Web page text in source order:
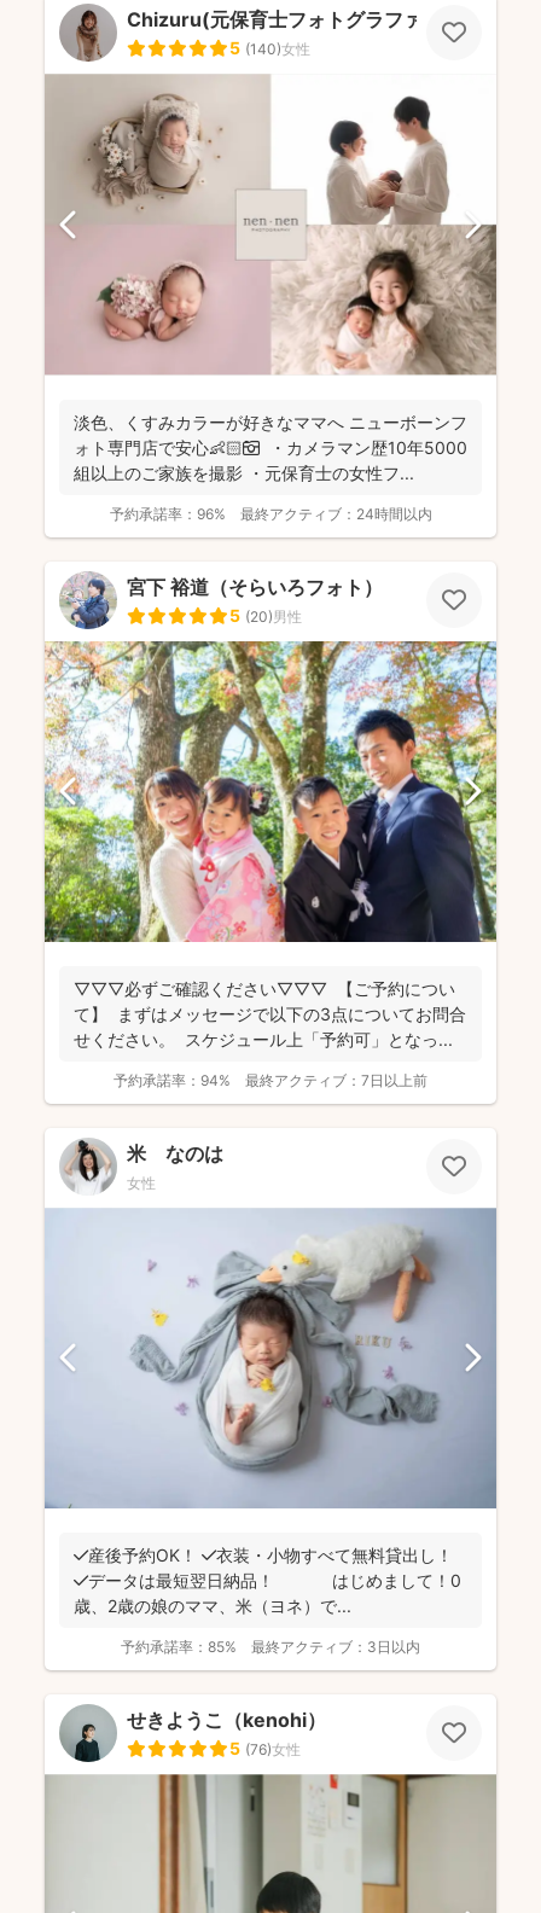
Chizuru(元保育士フォトグラファー)
5 (140)女性
淡色、くすみカラーが好きなママへ ニューボーンフ
ォト専門店で安心👶🏻📷 ・カメラマン歴10年5000
組以上のご家族を撮影 ・元保育士の女性フ...
予約承諾率： 96% 最終アクティブ： 24時間以内
宮下 裕道（そらいろフォト）
5 (20)男性
▽▽▽必ずご確認ください▽▽▽ 【ご予約につい
て】 まずはメッセージで以下の3点についてお問合
せください。 スケジュール上「予約可」となっ...
予約承諾率： 94% 最終アクティブ： 7日以上前
米 なのは
女性
✔️産後予約OK！ ✔️衣装・小物すべて無料貸出し！
✔️データは最短翌日納品！ はじめまして！0
歳、2歳の娘のママ、米（ヨネ）で...
予約承諾率： 85% 最終アクティブ： 3日以内
せきようこ（kenohi）
5 (76)女性